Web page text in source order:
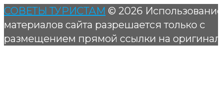
СОВЕТЫ ТУРИСТАМ © 2026
материалов сайта разрешается только с
размещением прямой ссылки на оригинал.